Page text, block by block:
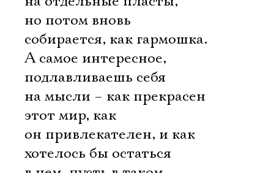
но потом вновь
собирается, как гармошка.
А самое интересное,
подлавливаешь себя
на мысли – как прекрасен
этот мир, как
он привлекателен, и как
хотелось бы остаться